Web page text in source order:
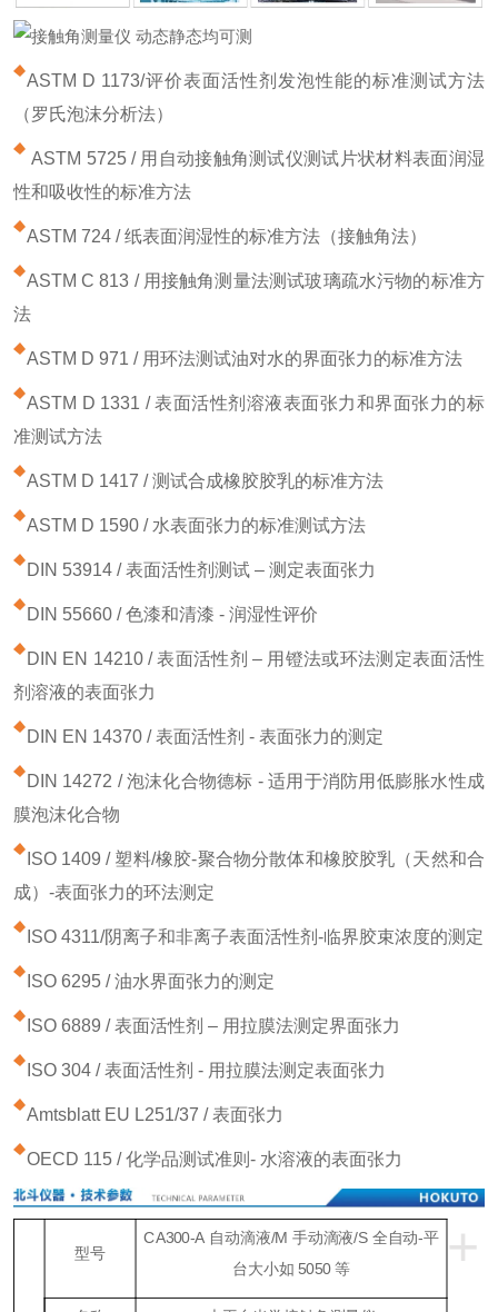
ASTM D 1173/评价表面活性剂发泡性能的标准测试方法
（罗氏泡沫分析法）
ASTM 5725 / 用自动接触角测试仪测试片状材料表面润湿
性和吸收性的标准方法
ASTM 724 / 纸表面润湿性的标准方法（接触角法）
ASTM C 813 / 用接触角测量法测试玻璃疏水污物的标准方
法
ASTM D 971 / 用环法测试油对水的界面张力的标准方法
ASTM D 1331 / 表面活性剂溶液表面张力和界面张力的标
准测试方法
ASTM D 1417 / 测试合成橡胶胶乳的标准方法
ASTM D 1590 / 水表面张力的标准测试方法
DIN 53914 / 表面活性剂测试 – 测定表面张力
DIN 55660 / 色漆和清漆 - 润湿性评价
DIN EN 14210 / 表面活性剂 – 用镫法或环法测定表面活性
剂溶液的表面张力
DIN EN 14370 / 表面活性剂 - 表面张力的测定
DIN 14272 / 泡沫化合物德标 - 适用于消防用低膨胀水性成
膜泡沫化合物
ISO 1409 / 塑料/橡胶-聚合物分散体和橡胶胶乳（天然和合
成）-表面张力的环法测定
ISO 4311/阴离子和非离子表面活性剂-临界胶束浓度的测定
ISO 6295 / 油水界面张力的测定
ISO 6889 / 表面活性剂 – 用拉膜法测定界面张力
ISO 304 / 表面活性剂 - 用拉膜法测定表面张力
Amtsblatt EU L251/37 / 表面张力
OECD 115 / 化学品测试准则- 水溶液的表面张力
+
型号
CA300-A 自动滴液/M 手动滴液/S 全自动-平
台大小如 5050等